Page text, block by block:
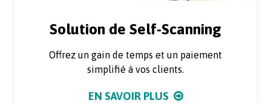
Solution de Self-Scanning
Offrez un gain de temps et un paiement
simplifié à vos clients.
EN SAVOIR PLUS